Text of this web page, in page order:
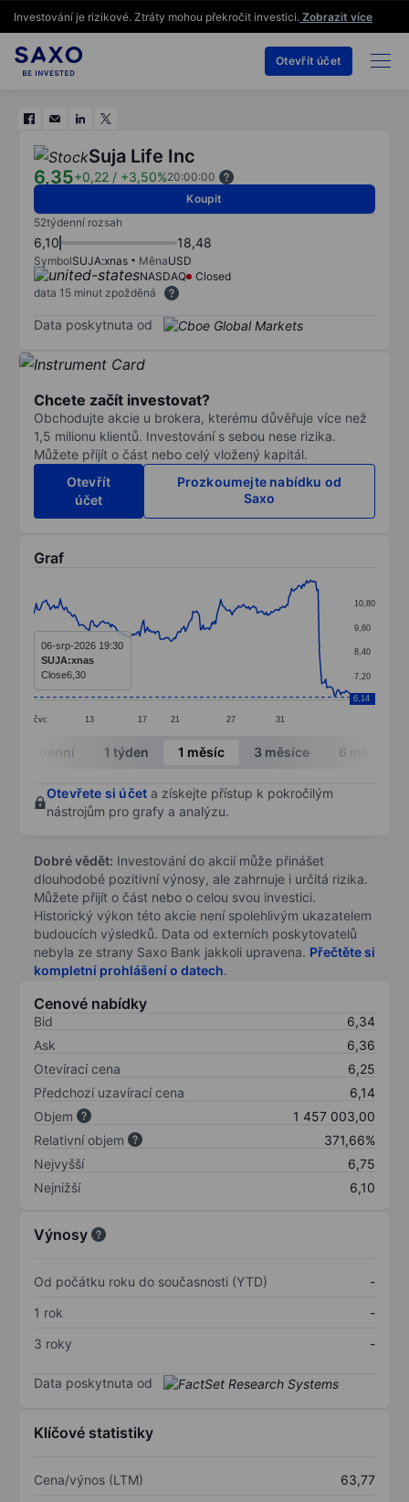
Investování je rizikové. Ztráty mohou překročit investici. Zobrazit více
Otevřít účet
Suja Life Inc
6,35+0,22 / +3,50%20:00:00
Koupit
52týdenní rozsah
6,10 18,48
SymbolSUJA:xnas MěnaUSD
NASDAQ
Closed
data 15 minut zpožděná
Data poskytnuta od
Chcete začít investovat?
Obchodujte akcie u brokera, kterému důvěřuje více než
1,5 milionu klientů. Investování s sebou nese rizika.
Můžete přijít o část nebo celý vložený kapitál.
Otevřít
účet
Prozkoumejte nabídku od
Saxo
Graf
Line chart with 251 data points.
The chart has 1 X axis displaying categories.
The chart has 1 Y axis displaying values. Data ranges
čvc 13 17 21 27 31
7,20
8,40
9,60
10,80
6,14
06-srp-2026 19:30
SUJA:xnas
Close6,30
End of interactive chart.
Intradenní 1 týden 1 měsíc 3 měsíce 6 měsíců
Otevřete si účet a získejte přístup k pokročilým
nástrojům pro grafy a analýzu.
Dobré vědět: Investování do akcií může přinášet
dlouhodobé pozitivní výnosy, ale zahrnuje i určitá rizika.
Můžete přijít o část nebo o celou svou investici.
Historický výkon této akcie není spolehlivým ukazatelem
budoucích výsledků. Data od externích poskytovatelů
nebyla ze strany Saxo Bank jakkoli upravena. Přečtěte si
kompletní prohlášení o datech.
Cenové nabídky
Bid
6,34
Ask
6,36
Otevírací cena
6,25
Předchozí uzavírací cena
6,14
Objem
1 457 003,00
Relativní objem
371,66%
Nejvyšší
6,75
Nejnižší
6,10
Výnosy
Od počátku roku do současnosti (YTD)
-
1 rok
-
3 roky
-
Data poskytnuta od
Klíčové statistiky
Cena/výnos (LTM)
63,77